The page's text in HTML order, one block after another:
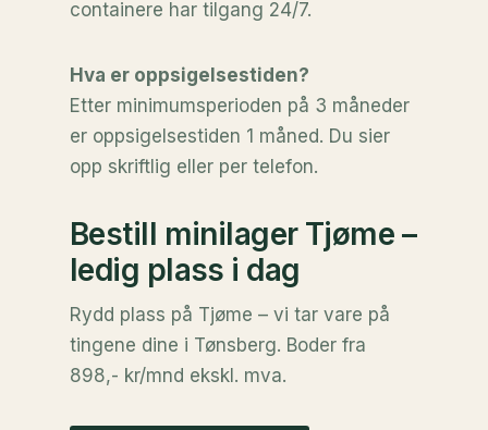
containere har tilgang 24/7.
Hva er oppsigelsestiden?
Etter minimumsperioden på 3 måneder
er oppsigelsestiden 1 måned. Du sier
opp skriftlig eller per telefon.
Bestill minilager Tjøme –
ledig plass i dag
Rydd plass på Tjøme – vi tar vare på
tingene dine i Tønsberg. Boder fra
898,- kr/mnd ekskl. mva.